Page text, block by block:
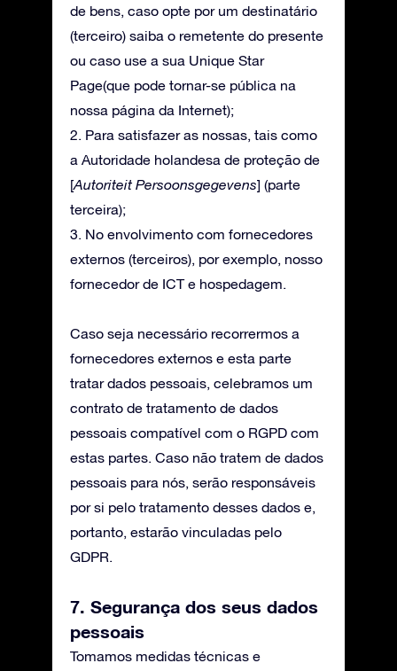
de bens, caso opte por um destinatário
(terceiro) saiba o remetente do presente
ou caso use a sua Unique Star
Page(que pode tornar-se pública na
nossa página da Internet);
2. Para satisfazer as nossas, tais como
a Autoridade holandesa de proteção de
[Autoriteit Persoonsgegevens] (parte
terceira);
3. No envolvimento com fornecedores
externos (terceiros), por exemplo, nosso
fornecedor de ICT e hospedagem.
Caso seja necessário recorrermos a
fornecedores externos e esta parte
tratar dados pessoais, celebramos um
contrato de tratamento de dados
pessoais compatível com o RGPD com
estas partes. Caso não tratem de dados
pessoais para nós, serão responsáveis
por si pelo tratamento desses dados e,
portanto, estarão vinculadas pelo
GDPR.
7. Segurança dos seus dados
pessoais
Tomamos medidas técnicas e